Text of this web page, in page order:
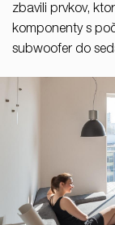
zbavili prvkov,
komponenty s
subwoofer do